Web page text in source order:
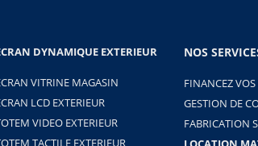
DYNAMIQUE EXTERIEUR
VITRINE MAGASIN
LCD EXTERIEUR
VIDEO EXTERIEUR
TACTILE EXTERIEUR
NOS
FINANCEZ
GESTION DE
FABRICATION